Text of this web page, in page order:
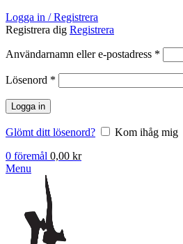
Logga in / Registrera
Registrera dig Registrera
Användarnamn eller e-postadress *
Lösenord *
Logga in
Glömt ditt lösenord?
Kom ihåg mig
0 föremål 0,00 kr
Menu